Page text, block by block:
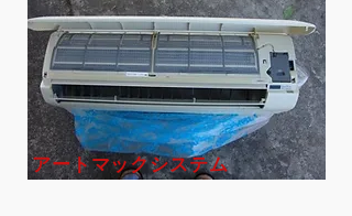
アートマックシステム